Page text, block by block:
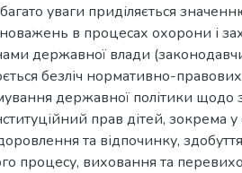
уваги приділяється
в процесах охорони і
державної влади
безліч нормативно-правових
державної політики щодо
прав дітей, зокрема у
та відпочинку, здобуття
процесу, виховання та